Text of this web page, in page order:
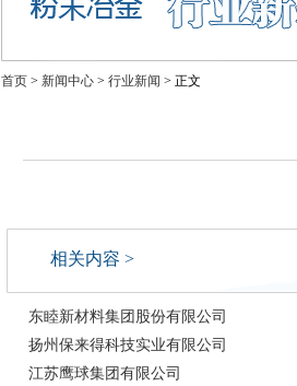
首页 > 新闻中心 > 行业新闻 > 正文
相关内容 >
东睦新材料集团股份有限公司
扬州保来得科技实业有限公司
江苏鹰球集团有限公司